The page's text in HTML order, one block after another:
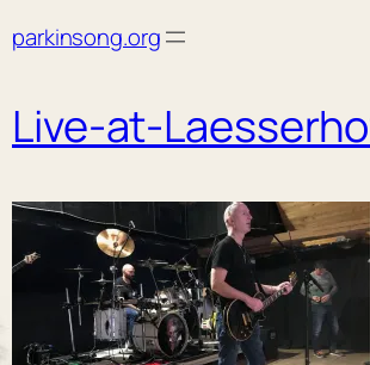
toparkinsong.org
Live-at-